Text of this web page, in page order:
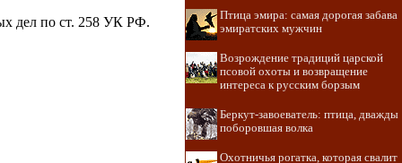
дел по ст. 258 УК РФ.
Птица эмира: самая дорогая забава
эмиратских мужчин
Возрождение традиций царской
псовой охоты и возвращение
интереса к русским борзым
Беркут-завоеватель: птица, дважды
поборовшая волка
Охотничья рогатка, которая свалит